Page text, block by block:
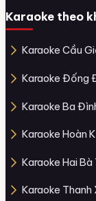
Karaoke theo
Karaoke Cầu
Karaoke Đống
Karaoke Ba
Karaoke Hoàn
Karaoke Hai Bà
Karaoke Thanh